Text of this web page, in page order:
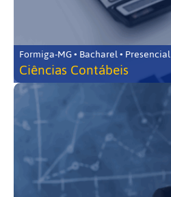
Formiga-MG • Bacharel • Presencial
Ciências Contábeis